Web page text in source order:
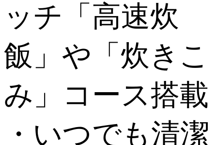
ッチ「高速炊
飯」や「炊きこ
み」コース搭載
・いつでも清潔